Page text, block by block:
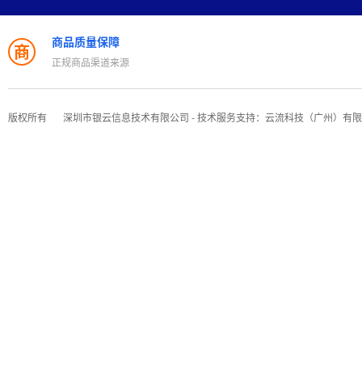
商 商品质量保障
正规商品渠道来源
版权所有 深圳市银云信息技术有限公司 - 技术服务支持：云流科技（广州）有